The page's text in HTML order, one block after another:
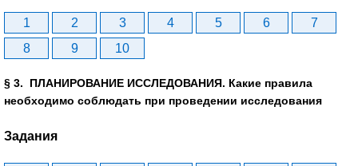
1 2 3 4 5 6
7
8
9 10
§ 3. ПЛАНИРОВАНИЕ ИССЛЕДОВАНИЯ. Какие правила
необходимо соблюдать при проведении исследования
Задания